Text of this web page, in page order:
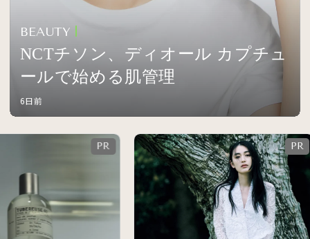
BEAUTY
NCTチソン、ディオール カプチュ
ールで始める肌管理
6日前